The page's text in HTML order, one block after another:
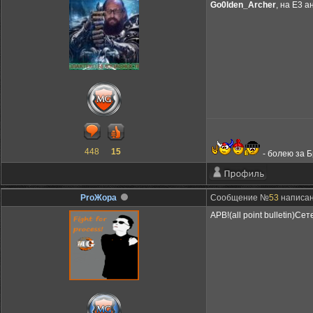
448 15
Go0lden_Archer, на Е3
- болею за
ProЖора Сообщение №53
APB!(all point